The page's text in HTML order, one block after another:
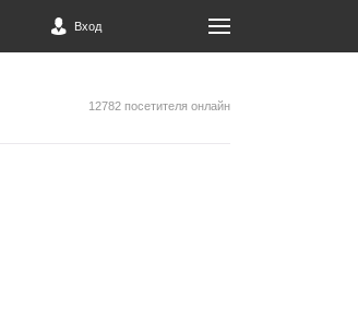
Вход
12782 посетителя онлайн